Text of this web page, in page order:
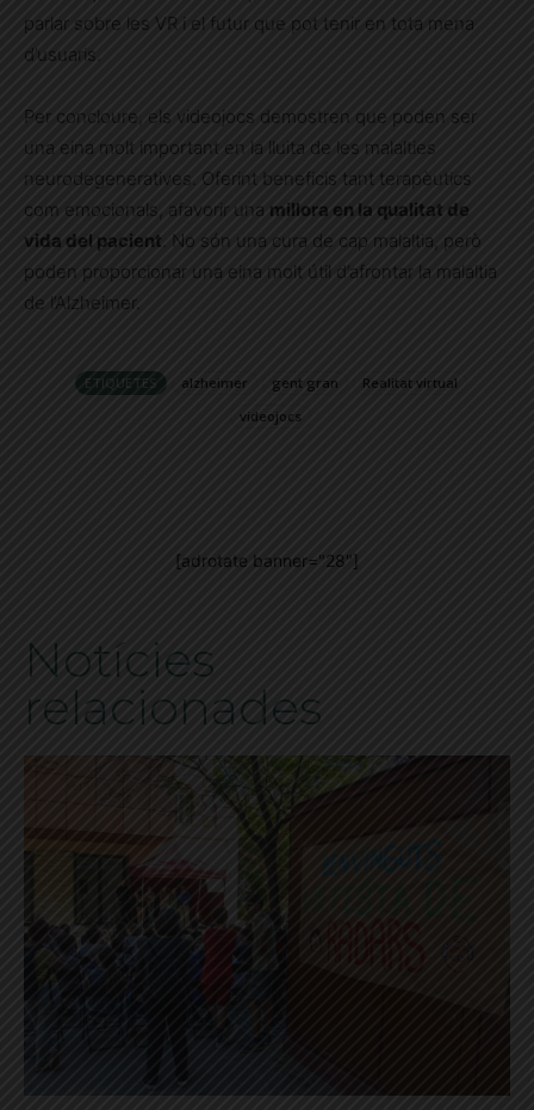
parlar sobre les VR i el futur que pot tenir en tota mena
d’usuaris.
Per concloure, els videojocs demostren que poden ser
una eina molt important en la lluita de les malalties
neurodegeneratives. Oferint beneficis tant terapèutics
com emocionals, afavorir una millora en la qualitat de
vida del pacient . No són una cura de cap malaltia, però
poden proporcionar una eina molt útil d’afrontar la malaltia
de l’Alzheimer.
ETIQUETES alzheimer gent gran
Realitat virtual
videojocs
[adrotate banner="28"]
Notícies
relacionades